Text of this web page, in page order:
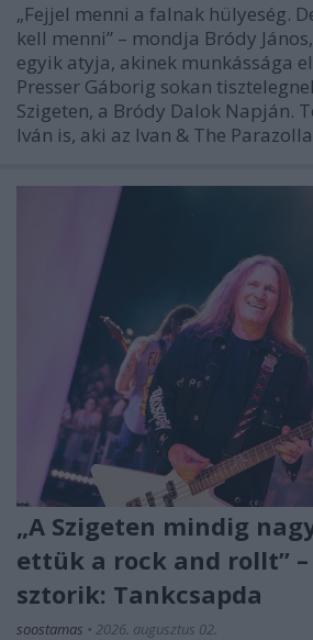
„Fejjel menni a falnak hülyeség.
kell menni” – mondja Bródy
egyik atyja, akinek munkássága
Presser Gáborig sokan
Szigeten, a Bródy Dalok Napján.
Iván is, aki az Ivan & The
„A Szigeten mindig
ettük a rock and rollt” –
sztorik: Tankcsapda
soostamas • 2026. augusztus 02.